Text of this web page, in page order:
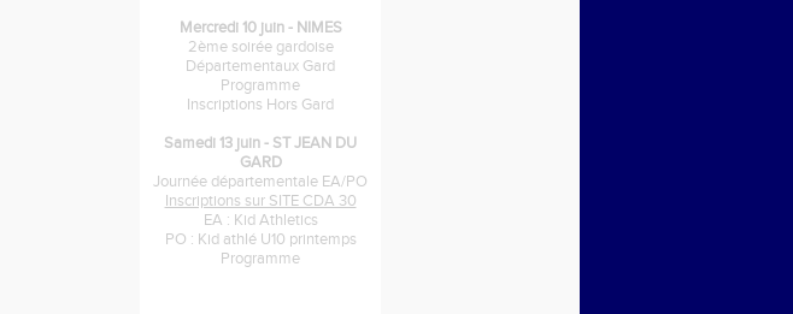
Mercredi 10 juin - NIMES
2ème soirée gardoise
Départementaux Gard
Programme
Inscriptions Hors Gard
Samedi 13 juin - ST JEAN DU
GARD
Journée départementale EA/PO
Inscriptions sur SITE CDA 30
EA : Kid Athletics
PO : Kid athlé U10 printemps
Programme